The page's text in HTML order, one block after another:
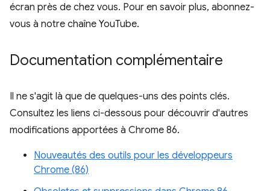
écran près de chez vous. Pour en savoir plus, abonnez-
vous à notre chaîne YouTube.
Documentation complémentaire
Il ne s'agit là que de quelques-uns des points clés.
Consultez les liens ci-dessous pour découvrir d'autres
modifications apportées à Chrome 86.
Nouveautés des outils pour les développeurs
Chrome (86)